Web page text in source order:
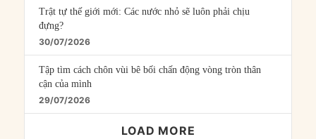
Trật tự thế giới mới: Các nước nhỏ sẽ luôn phải chịu
đựng?
30/07/2026
Tập tìm cách chôn vùi bê bối chấn động vòng tròn thân
cận của mình
29/07/2026
LOAD MORE